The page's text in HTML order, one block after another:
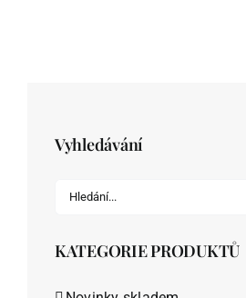
Vyhledávání
Hledat:
KATEGORIE PRODUKTŮ